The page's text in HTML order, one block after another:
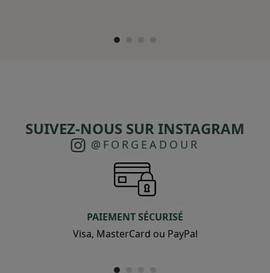
SUIVEZ-NOUS SUR INSTAGRAM
@FORGEADOUR
PAIEMENT SÉCURISÉ
Visa, MasterCard ou PayPal